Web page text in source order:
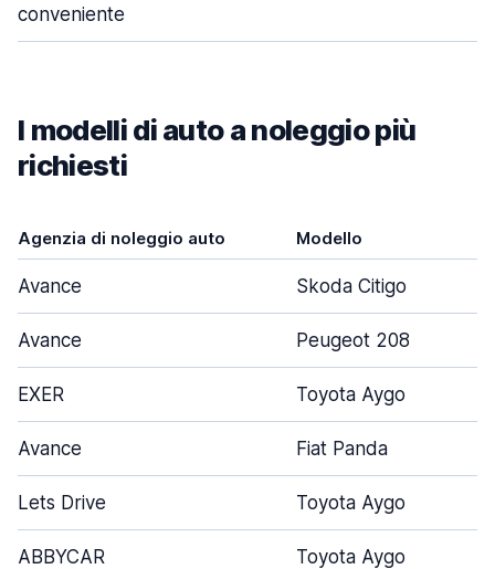
conveniente
I modelli di auto a noleggio più
richiesti
Agenzia di noleggio auto Modello
Avance Skoda Citigo
Avance Peugeot 208
EXER Toyota Aygo
Avance Fiat Panda
Lets Drive Toyota Aygo
ABBYCAR Toyota Aygo